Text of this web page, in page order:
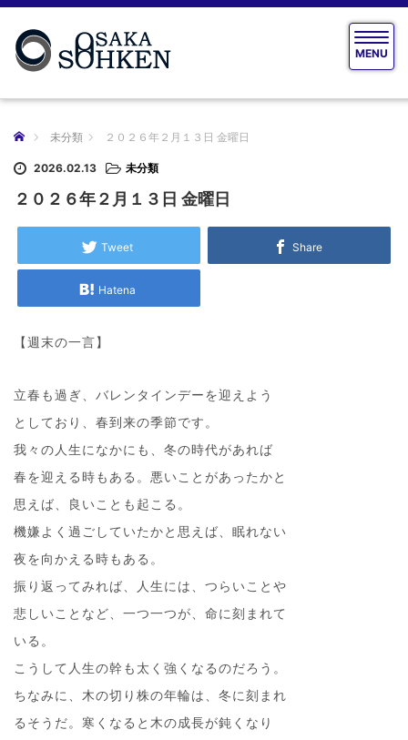
T
o
g
MENU
ホーム 未分類 ２０２６年２月１３日 金曜日
2026.02.13 未分類
２０２６年２月１３日 金曜日
Tweet Share
Hatena
【週末の一言】
立春も過ぎ、バレンタインデーを迎えよう
としており、春到来の季節です。
我々の人生になかにも、冬の時代があれば
春を迎える時もある。悪いことがあったかと
思えば、良いことも起こる。
機嫌よく過ごしていたかと思えば、眠れない
夜を向かえる時もある。
振り返ってみれば、人生には、つらいことや
悲しいことなど、一つ一つが、命に刻まれて
いる。
こうして人生の幹も太く強くなるのだろう。
ちなみに、木の切り株の年輪は、冬に刻まれ
るそうだ。寒くなると木の成長が鈍くなり